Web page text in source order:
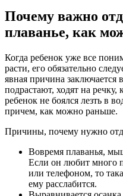
Почему важно
плаванье, как
Когда ребенок уже все
расти, его обязательно
явная причина заключается
подрастают, ходят на
ребенок не боялся лезть в
причем, как можно раньше.
Причины, почему нужно
Вовремя плаванья,
Если он любит много
или телефоном, то
ему расслабится.